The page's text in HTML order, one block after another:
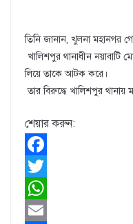
তিনি জানান, খুলনা মহানগর
খালিশপুর থানাধীন নয়াবাটি
লিয়ে তাকে আটক করে।
তার বিরুদ্ধে খালিশপুর থানায়
শেয়ার করুন:
F
a
c
T
w
W